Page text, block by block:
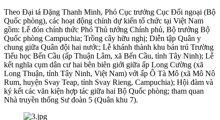
Theo Đại tá Đặng Thanh Minh, Phó Cục trưởng Cục Đối ngoại (Bộ
Quốc phòng), các hoạt động chính dự kiến tổ chức tại Việt Nam
gồm: Lễ đón chính thức Phó Thủ tướng Chính phủ, Bộ trưởng Bộ
Quốc phòng Campuchia; Trồng cây hữu nghị; Diễn tập Quân y
chung giữa Quân đội hai nước; Lễ khánh thành khu bán trú Trường
Tiểu học Bến Cầu (ấp Thuận Lâm, xã Bến Cầu, tỉnh Tây Ninh); Lễ
kết nghĩa cụm dân cư hai bên biên giới giữa ấp Long Cường (xã
Long Thuận, tỉnh Tây Ninh, Việt Nam) với ấp Ô Tà Mô (xã Mô Nô
Rum, huyện Svay Teap, tỉnh Svay Rieng, Campuchia); Hội đàm và
ký kết các văn kiện hợp tác giữa hai Bộ Quốc phòng; tham quan
Nhà truyền thống Sư đoàn 5 (Quân khu 7).